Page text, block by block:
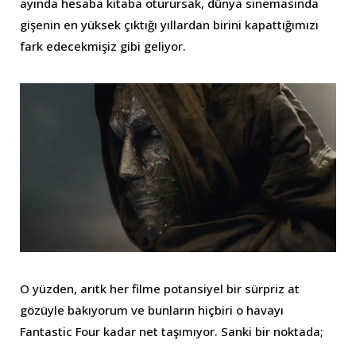
ayında hesaba kitaba oturursak, dünya sinemasında
gişenin en yüksek çıktığı yıllardan birini kapattığımızı
fark edecekmişiz gibi geliyor.
O yüzden, arıtk her filme potansiyel bir sürpriz at
gözüyle bakıyorum ve bunların hiçbiri o havayı
Fantastic Four kadar net taşımıyor. Sanki bir noktada;